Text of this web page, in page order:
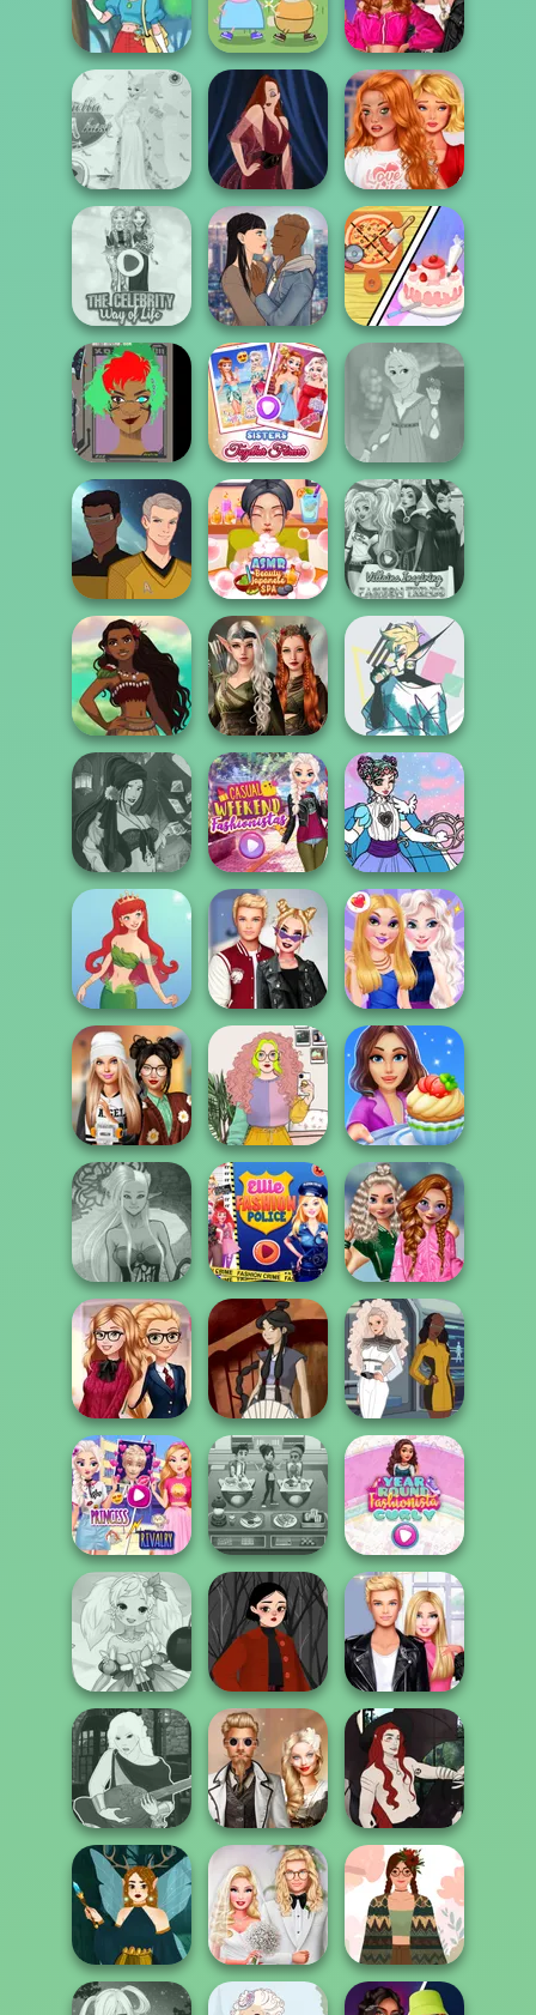
Battle Maidens
Futur...
Surprise
Pokegirl
Peppa Pig
Character
Creator
Fashion Wars
Monochrome Vs
Rai...
Princess Gala
Host
Pin-up Jessica
Bestie To The
Rescue Breakup
P...
The Celebrity Way
Of Life
All The Single
Ladies
Dolly's
Restaurant
Organising
Cyber Character
Creator
Sisters Together
Forever
Rapunzel
Fashion
Trekkie Meiker
M/M
ASMR Beauty
Japanese Spa
Villains Inspiring
Fashion Tre...
Polynesian
Princess Moana
Elven Kingdom
Forest Of
Wonder...
Hunter:
Nonbinary
Demon
Fantasy Fortune
Teller
Casual Weekend
Fashionistas
Magical Girl
Makeup!
Cute Mermaid
Kiss, Marry, Hate
Challenge
BFFs Night Out
Dress To Impress
Back To Schoo...
Saturday Vibes
Cooking Stories:
Fun Cafe
Dark Mage
Creator
Ellie Fashion
Police
School
Popularity
Challenge
Back To School
Fashionistas
Waterbender:
Katara
Trekkie Meiker
F/F
Elsa And
Rapunzel
Princess Riv...
Cooking Cafe
Food Chef
Year Round
Fashionista Curly
Anime Fairy
Creator
Sabrina's Witchy
Wardrobe
Roomies Blind
Date
Manga Creator -
Fantasy World...
Steampunk
Wedding
Casual Magic
Maker 2.0